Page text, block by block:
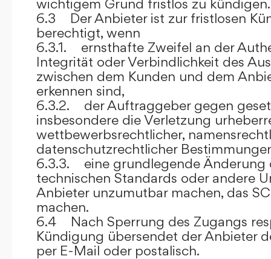
wichtigem Grund fristlos zu kündigen.
6.3 Der Anbieter ist zur fristlosen
berechtigt, wenn
6.3.1. ernsthafte Zweifel an der
Integrität oder Verbindlichkeit des
zwischen dem Kunden und dem
erkennen sind,
6.3.2. der Auftraggeber gegen
insbesondere die Verletzung
wettbewerbsrechtlicher,
datenschutzrechtlicher
6.3.3. eine grundlegende Änderung
technischen Standards oder andere
Anbieter unzumutbar machen, das
machen.
6.4 Nach Sperrung des Zugangs
Kündigung übersendet der Anbieter
per E-Mail oder postalisch.